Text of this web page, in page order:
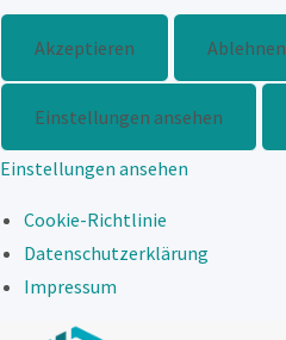
Akzeptieren Ablehnen
Einstellungen ansehen
Einstellungen ansehen
Cookie-Richtlinie
Datenschutzerklärung
Impressum